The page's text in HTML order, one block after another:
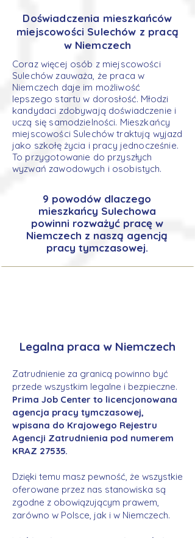
Doświadczenia mieszkańców
miejscowości Sulechów z pracą
w Niemczech
Coraz więcej osób z miejscowości
Sulechów zauważa, że praca w
Niemczech daje im możliwość
lepszego startu w dorosłość. Młodzi
kandydaci zdobywają doświadczenie i
uczą się samodzielności. Mieszkańcy
miejscowości Sulechów traktują wyjazd
jako szkołę życia i pracy jednocześnie.
To przygotowanie do przyszłych
wyzwań zawodowych i osobistych.
9 powodów dlaczego
mieszkańcy Sulechowa
powinni rozważyć pracę w
Niemczech z naszą agencją
pracy tymczasowej.
Legalna praca w Niemczech
Zatrudnienie za granicą powinno być
przede wszystkim legalne i bezpieczne.
Prima Job Center to licencjonowana
agencja pracy tymczasowej,
wpisana do Krajowego Rejestru
Agencji Zatrudnienia pod numerem
KRAZ 27535.
Dzięki temu masz pewność, że wszystkie
oferowane przez nas stanowiska są
zgodne z obowiązującym prawem,
zarówno w Polsce, jak i w Niemczech.